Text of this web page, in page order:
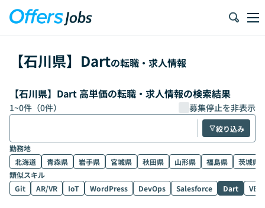
【石川県】 Dartの転職・求人情報
【石川県】Dart 高単価の転職・求人情報の検索結果
1~0件（0件） 募集停止を非表示
絞り込み
勤務地
北海道
青森県 岩手県 宮城県 秋田県 山形県 福島県
茨城県
類似スキル
Git
AR/VR IoT WordPress DevOps Salesforce Dart